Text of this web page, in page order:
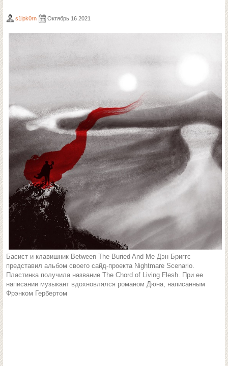
s1ipk0rn Октябрь 16 2021
Басист и клавишник Between The Buried And Me Дэн Бриггс
представил альбом своего сайд-проекта Nightmare Scenario.
Пластинка получила название The Chord of Living Flesh. При ее
написании музыкант вдохновлялся романом Дюна, написанным
Фрэнком Гербертом